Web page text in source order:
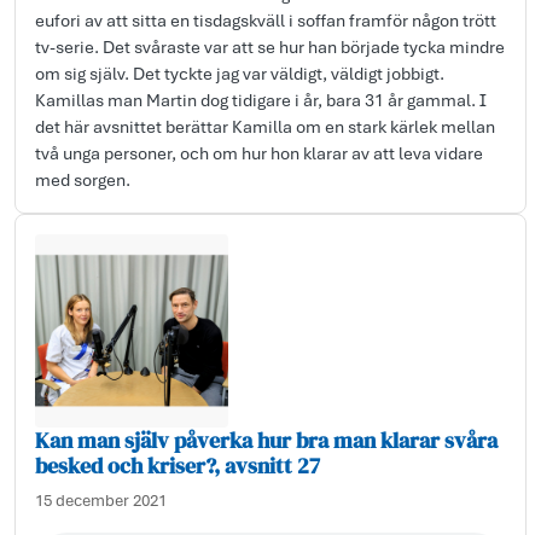
eufori av att sitta en tisdagskväll i soffan framför någon trött
tv-serie. Det svåraste var att se hur han började tycka mindre
om sig själv. Det tyckte jag var väldigt, väldigt jobbigt.
Kamillas man Martin dog tidigare i år, bara 31 år gammal. I
det här avsnittet berättar Kamilla om en stark kärlek mellan
två unga personer, och om hur hon klarar av att leva vidare
med sorgen.
Kan man själv påverka hur bra man klarar svåra
besked och kriser?, avsnitt 27
15 december 2021